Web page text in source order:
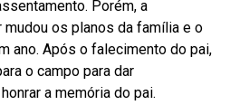
Porém, a
os planos da família e o
ano. Após o falecimento do pai,
o campo para dar
a memória do pai.